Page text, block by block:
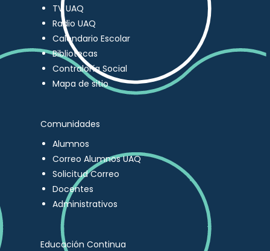
TV UAQ
Radio UAQ
Calendario Escolar
Bibliotecas
Contraloría Social
Mapa de sitio
Comunidades
Alumnos
Correo Alumnos UAQ
Solicitud Correo
Docentes
Administrativos
Educación Continua